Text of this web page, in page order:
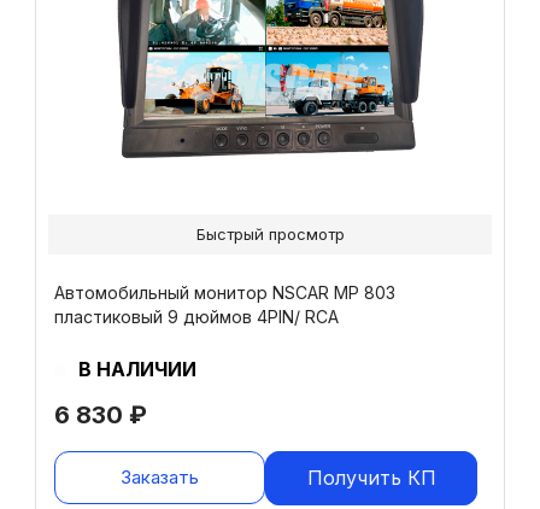
6 830 ₽
Автомобильный монитор NSCAR МР 803
пластиковый 9 дюймов 4PIN/ RCA
В НАЛИЧИИ
Заказать Получить КП
Быстрый просмотр